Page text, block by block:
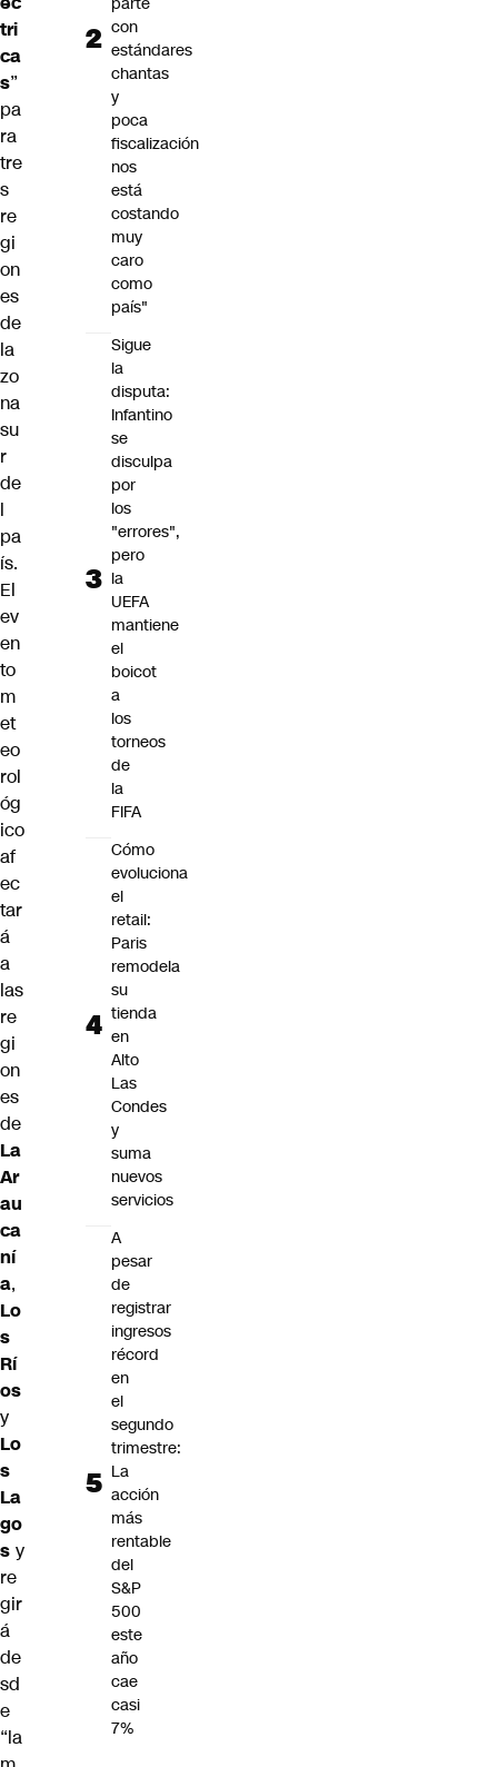
tri
ca
s”
pa
ra
tre
s
re
gi
on
es
de
la
zo
na
su
r
de
l
pa
ís.
El
ev
en
to
m
et
eo
rol
óg
ico
af
ec
tar
á
a
las
re
gi
on
es
de
La
Ar
au
ca
ní
a,
Lo
s
Rí
os
y
Lo
s
La
go
s y
re
gir
á
de
sd
e
“la
con
estándares
chantas
y
poca
fiscalización
nos
está
costando
muy
caro
como
país"
Sigue
la
disputa:
Infantino
se
disculpa
por
los
"errores",
pero
la
UEFA
mantiene
el
boicot
a
los
torneos
de
la
FIFA
Cómo
evoluciona
el
retail:
Paris
remodela
su
tienda
en
Alto
Las
Condes
y
suma
nuevos
servicios
A
pesar
de
registrar
ingresos
récord
en
el
segundo
trimestre:
La
acción
más
rentable
del
S&P
500
este
año
cae
casi
7%